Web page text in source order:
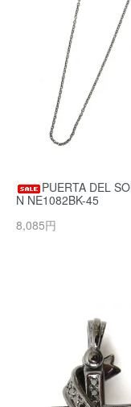
PUERTA DEL
N NE1082BK-45
8,085円